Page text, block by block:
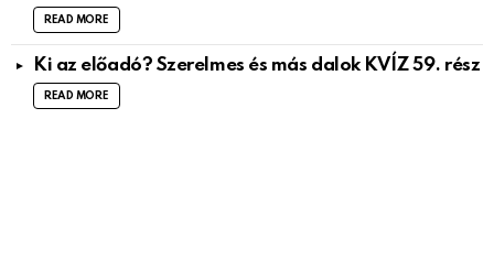
READ MORE
Ki az előadó? Szerelmes és más dalok KVÍZ 59. rész
READ MORE